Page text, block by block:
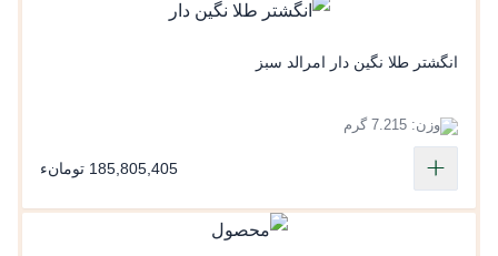
انگشتر طلا نگین دار امرالد سبز
وزن: 7.215 گرم
185,805,405 تومانء